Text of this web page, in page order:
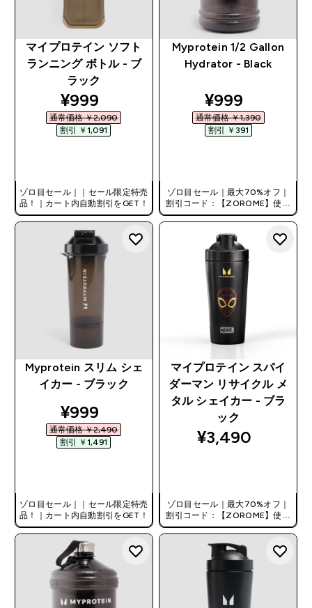
マイプロテイン ソフト
ランニング ボトル - ブ
ラック
discounted price
¥999‎
通常価格 ￥2,090‎
割引 ￥1,091‎
ゾロ目セール｜｜セール限定特売
品！｜カート内自動割引をGET！
Myprotein 1/2 Gallon
Hydrator - Black
discounted
¥999‎
通常価格 ￥1,390‎
割引 ￥391‎
ゾロ目セール｜最大70%オフ｜
割引コード：【ZOROME】使用
で追加10%オフ！
Myprotein スリム シェ
イカー - ブラック
discounted price
¥999‎
通常価格 ￥2,490‎
割引 ￥1,491‎
ゾロ目セール｜｜セール限定特売
品！｜カート内自動割引をGET！
マイプロテイン スパイ
ダーマン リサイクル メ
タル シェイカー - ブラ
ック
¥3,490‎
ゾロ目セール｜最大70%オフ｜
割引コード：【ZOROME】使用
で追加10%オフ！